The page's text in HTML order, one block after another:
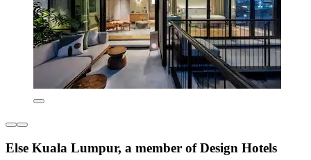
Else Kuala Lumpur, a member of Design Hotels